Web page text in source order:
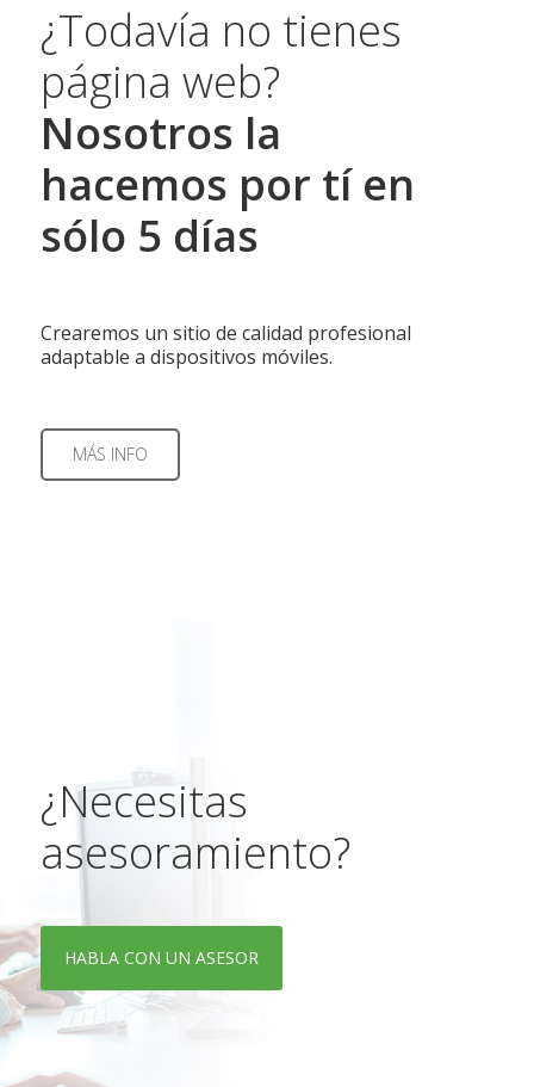
¿Todavía no tienes
página web?
Nosotros la
hacemos por tí en
sólo 5 días
Crearemos un sitio de calidad profesional
adaptable a dispositivos móviles.
MÁS INFO
¿Necesitas
asesoramiento?
HABLA CON UN ASESOR